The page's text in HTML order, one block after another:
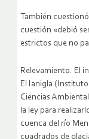
También
cuestión «debió
estrictos que no
Relevamiento. El
El Ianigla
Ciencias
la ley para
cuenca del río
cuadrados de